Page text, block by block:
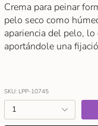
Crema para peinar
pelo seco como
apariencia del pelo,
aportándole una
SKU: LPP-10745
{"in_cart_html"=>"
<span
1